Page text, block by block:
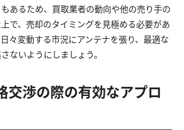
あるため、買取業者の動向や他の売り手の
で、売却のタイミングを見極める必要があ
々変動する市況にアンテナを張り、最適な
ないようにしましょう。
交渉の際の有効なアプロ